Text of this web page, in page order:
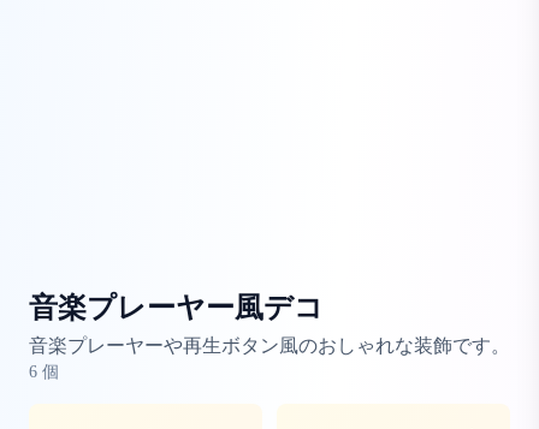
音楽プレーヤー風デコ
音楽プレーヤーや再生ボタン風のおしゃれな装飾です。
6 個